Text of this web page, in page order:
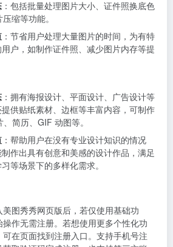
：包括批量处理图片大小、 证件照换底色
缩等功能。
：节省用户处理大量图片的时间，为有特
户，如制作证件照、减少图片内存等提
：拥有海报设计、平面设计、广告设计等
供贴纸素材、边框等丰富内容，可制作
简历、GIF 动图等。
：帮助用户在没有专业设计知识的情况
作出具有创意和美感的设计作品，满足
等场景下的多样化需求。
美图秀秀网页版后，若仅使用基础功
作无需注册。若想使用更多个性化功
在页面找到注册入口。支持手机号注